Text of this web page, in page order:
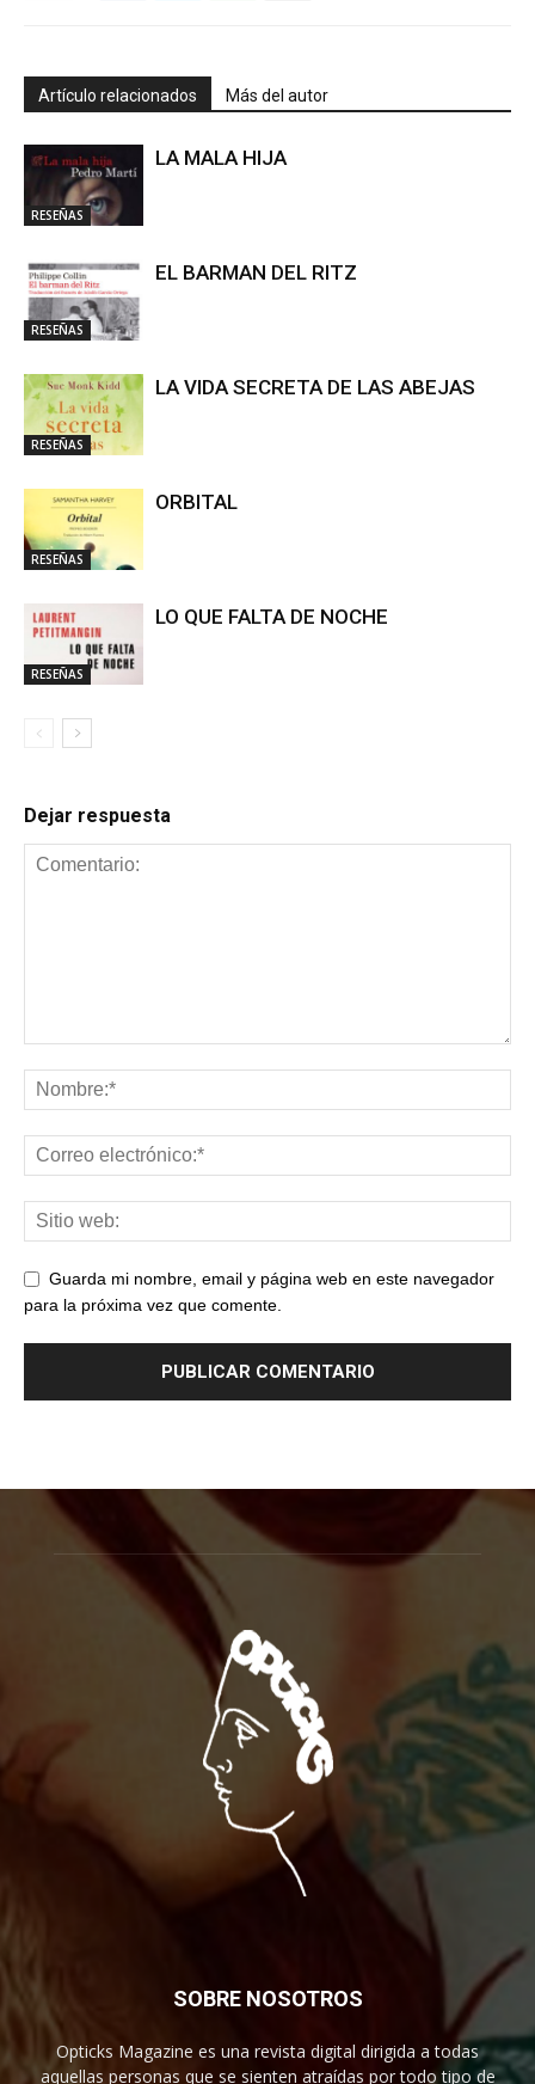
Artículo relacionados Más del autor
RESEÑAS
LA MALA HIJA
RESEÑAS
EL BARMAN DEL RITZ
RESEÑAS
LA VIDA SECRETA DE LAS ABEJAS
RESEÑAS
ORBITAL
RESEÑAS
LO QUE FALTA DE NOCHE
Dejar respuesta
Guarda mi nombre, email y página web en este navegador
para la próxima vez que comente.
SOBRE NOSOTROS
Opticks Magazine es una revista digital dirigida a todas
aquellas personas que se sienten atraídas por todo tipo de